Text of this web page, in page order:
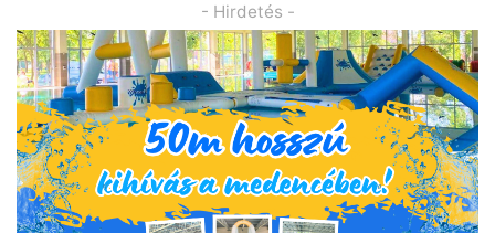
- Hirdetés -